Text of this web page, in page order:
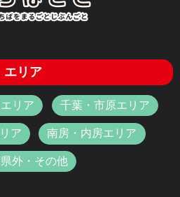
エリア
リア 千葉・市原エリア
ア 南房・内房エリア
外・その他